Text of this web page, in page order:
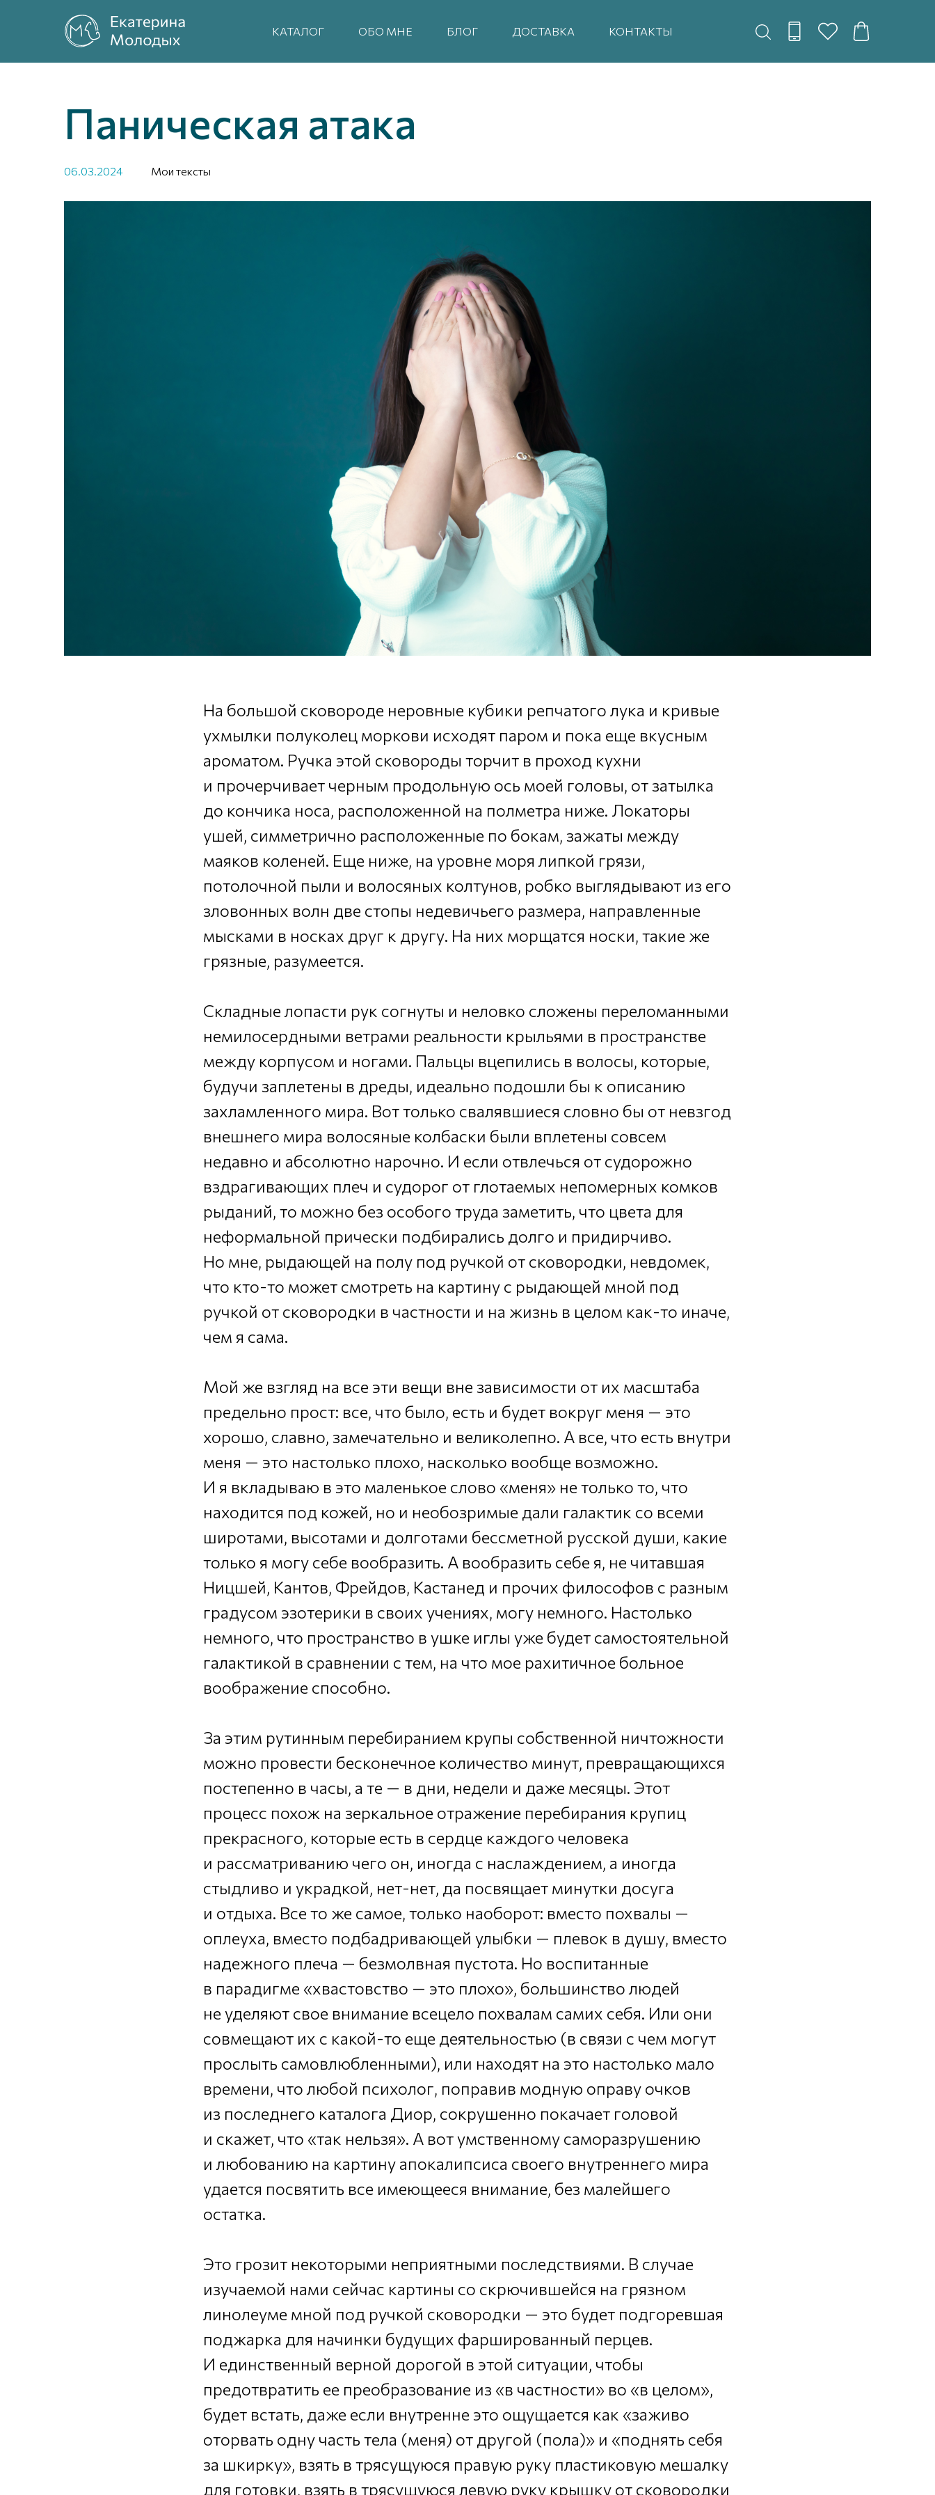
КАТАЛОГ ОБО МНЕ БЛОГ ДОСТАВКА КОНТАКТЫ
Паническая атака
06.03.2024 Мои тексты
На большой сковороде неровные кубики репчатого лука и кривые
ухмылки полуколец моркови исходят паром и пока еще вкусным
ароматом. Ручка этой сковороды торчит в проход кухни
и прочерчивает черным продольную ось моей головы, от затылка
до кончика носа, расположенной на полметра ниже. Локаторы
ушей, симметрично расположенные по бокам, зажаты между
маяков коленей. Еще ниже, на уровне моря липкой грязи,
потолочной пыли и волосяных колтунов, робко выглядывают из его
зловонных волн две стопы недевичьего размера, направленные
мысками в носках друг к другу. На них морщатся носки, такие же
грязные, разумеется.
Складные лопасти рук согнуты и неловко сложены переломанными
немилосердными ветрами реальности крыльями в пространстве
между корпусом и ногами. Пальцы вцепились в волосы, которые,
будучи заплетены в дреды, идеально подошли бы к описанию
захламленного мира. Вот только свалявшиеся словно бы от невзгод
внешнего мира волосяные колбаски были вплетены совсем
недавно и абсолютно нарочно. И если отвлечься от судорожно
вздрагивающих плеч и судорог от глотаемых непомерных комков
рыданий, то можно без особого труда заметить, что цвета для
неформальной прически подбирались долго и придирчиво.
Но мне, рыдающей на полу под ручкой от сковородки, невдомек,
что кто-то может смотреть на картину с рыдающей мной под
ручкой от сковородки в частности и на жизнь в целом как-то иначе,
чем я сама.
Мой же взгляд на все эти вещи вне зависимости от их масштаба
предельно прост: все, что было, есть и будет вокруг меня — это
хорошо, славно, замечательно и великолепно. А все, что есть внутри
меня — это настолько плохо, насколько вообще возможно.
И я вкладываю в это маленькое слово «меня» не только то, что
находится под кожей, но и необозримые дали галактик со всеми
широтами, высотами и долготами бессметной русской души, какие
только я могу себе вообразить. А вообразить себе я, не читавшая
Ницшей, Кантов, Фрейдов, Кастанед и прочих философов с разным
градусом эзотерики в своих учениях, могу немного. Настолько
немного, что пространство в ушке иглы уже будет самостоятельной
галактикой в сравнении с тем, на что мое рахитичное больное
воображение способно.
За этим рутинным перебиранием крупы собственной ничтожности
можно провести бесконечное количество минут, превращающихся
постепенно в часы, а те — в дни, недели и даже месяцы. Этот
процесс похож на зеркальное отражение перебирания крупиц
прекрасного, которые есть в сердце каждого человека
и рассматриванию чего он, иногда с наслаждением, а иногда
стыдливо и украдкой, нет-нет, да посвящает минутки досуга
и отдыха. Все то же самое, только наоборот: вместо похвалы —
оплеуха, вместо подбадривающей улыбки — плевок в душу, вместо
надежного плеча — безмолвная пустота. Но воспитанные
в парадигме «хвастовство — это плохо», большинство людей
не уделяют свое внимание всецело похвалам самих себя. Или они
совмещают их с какой-то еще деятельностью (в связи с чем могут
прослыть самовлюбленными), или находят на это настолько мало
времени, что любой психолог, поправив модную оправу очков
из последнего каталога Диор, сокрушенно покачает головой
и скажет, что «так нельзя». А вот умственному саморазрушению
и любованию на картину апокалипсиса своего внутреннего мира
удается посвятить все имеющееся внимание, без малейшего
остатка.
Это грозит некоторыми неприятными последствиями. В случае
изучаемой нами сейчас картины со скрючившейся на грязном
линолеуме мной под ручкой сковородки — это будет подгоревшая
поджарка для начинки будущих фаршированный перцев.
И единственный верной дорогой в этой ситуации, чтобы
предотвратить ее преобразование из «в частности» во «в целом»,
будет встать, даже если внутренне это ощущается как «заживо
оторвать одну часть тела (меня) от другой (пола)» и «поднять себя
за шкирку», взять в трясущуюся правую руку пластиковую мешалку
для готовки, взять в трясущуюся левую руку крышку от сковородки